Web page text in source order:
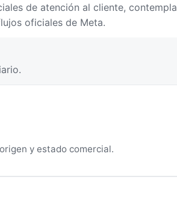
de atención al cliente,
oficiales de Meta.
y estado comercial.